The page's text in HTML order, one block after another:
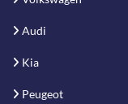
Audi
Kia
Peugeot